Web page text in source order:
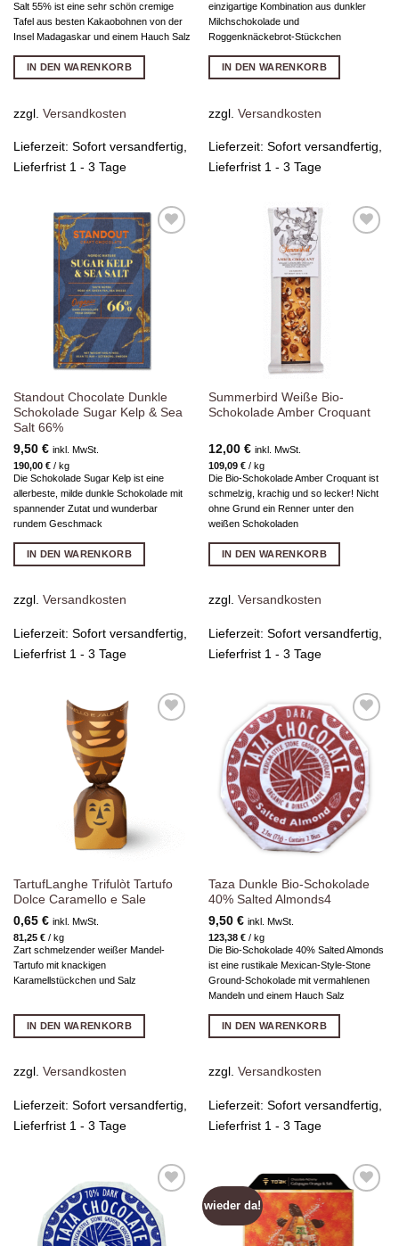
Salt 55% ist eine sehr schön cremige
Tafel aus besten Kakaobohnen von der
Insel Madagaskar und einem Hauch Salz
IN DEN WARENKORB
zzgl. Versandkosten
Lieferzeit: Sofort versandfertig,
Lieferfrist 1 - 3 Tage
einzigartige Kombination aus dunkler
Milchschokolade und
Roggenknäckebrot-Stückchen
IN DEN WARENKORB
zzgl. Versandkosten
Lieferzeit: Sofort versandfertig,
Lieferfrist 1 - 3 Tage
Zur
Wunschliste
hinzufügen
Standout Chocolate Dunkle
Schokolade Sugar Kelp & Sea
Salt 66%
9,50 € inkl. MwSt.
190,00 €/ kg
Die Schokolade Sugar Kelp ist eine
allerbeste, milde dunkle Schokolade mit
spannender Zutat und wunderbar
rundem Geschmack
IN DEN WARENKORB
zzgl. Versandkosten
Lieferzeit: Sofort versandfertig,
Lieferfrist 1 - 3 Tage
Summerbird Weiße Bio-
Schokolade Amber Croquant
12,00 € inkl. MwSt.
109,09 €/ kg
Die Bio-Schokolade Amber Croquant ist
schmelzig, krachig und so lecker! Nicht
ohne Grund ein Renner unter den
weißen Schokoladen
IN DEN WARENKORB
zzgl. Versandkosten
Lieferzeit: Sofort versandfertig,
Lieferfrist 1 - 3 Tage
Wunschliste
TartufLanghe Trifulòt Tartufo
Dolce Caramello e Sale
0,65 € inkl. MwSt.
81,25 €/ kg
Zart schmelzender weißer Mandel-
Tartufo mit knackigen
Karamellstückchen und Salz
IN DEN WARENKORB
zzgl. Versandkosten
Lieferzeit: Sofort versandfertig,
Lieferfrist 1 - 3 Tage
Zur
Wunschliste
hinzufügen
Taza Dunkle Bio-Schokolade
40% Salted Almonds4
9,50 € inkl. MwSt.
123,38 €/ kg
Die Bio-Schokolade 40% Salted Almonds
ist eine rustikale Mexican-Style-Stone
Ground-Schokolade mit vermahlenen
Mandeln und einem Hauch Salz
IN DEN WARENKORB
zzgl. Versandkosten
Lieferzeit: Sofort versandfertig,
Lieferfrist 1 - 3 Tage
Zur
Wunschliste
hinzufügen
wieder da!
Zur
Wunschliste
hinzufügen